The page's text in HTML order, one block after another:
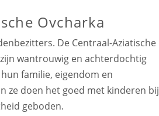
Ovcharka
De Centraal-Aziatische
wantrouwig en achterdochtig
familie, eigendom en
ze doen het goed met kinderen bij
geboden.